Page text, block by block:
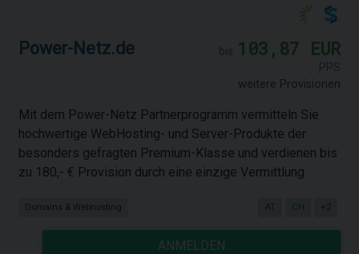
Power-Netz.de 103,87 EUR
weitere Provisionen
Mit dem Power-Netz Partnerprogramm vermitteln Sie
hochwertige WebHosting- und Server-Produkte der
besonders gefragten Premium-Klasse und verdienen bis
zu 180,- € Provision durch eine einzige Vermittlung.
Domains & Webhosting AT CH +2
ANMELDEN